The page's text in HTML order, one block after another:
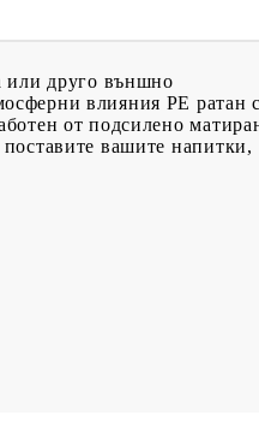
или друго външно
влияния PE ратан
от подсилено
вашите напитки,